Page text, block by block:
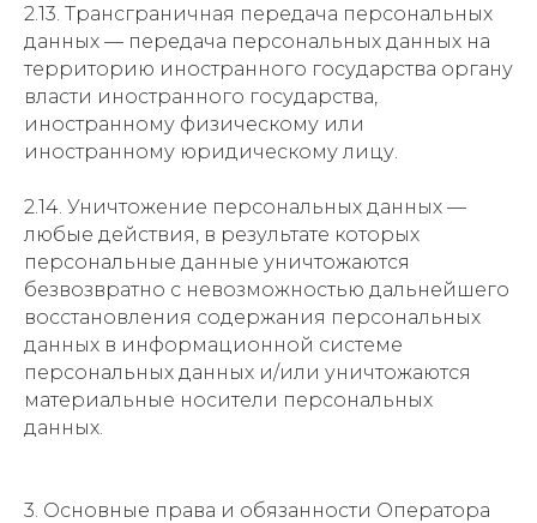
2.13. Трансграничная передача персональных
данных — передача персональных данных на
территорию иностранного государства органу
власти иностранного государства,
иностранному физическому или
иностранному юридическому лицу.
2.14. Уничтожение персональных данных —
любые действия, в результате которых
персональные данные уничтожаются
безвозвратно с невозможностью дальнейшего
восстановления содержания персональных
данных в информационной системе
персональных данных и/или уничтожаются
материальные носители персональных
данных.
3. Основные права и обязанности Оператора